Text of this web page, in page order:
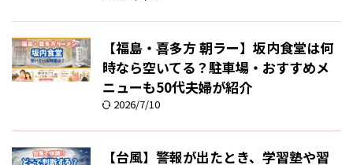
【福島・喜多方 朝ラー】坂内食堂は何
時なら空いてる？駐車場・おすすめメ
ニューも50代夫婦が紹介
2026/7/10
【台風】警報が出たとき、学習塾や習